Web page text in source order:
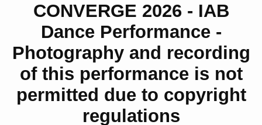
CONVERGE 2026 - IAB
Dance Performance -
Photography and recording
of this performance is not
permitted due to copyright
regulations